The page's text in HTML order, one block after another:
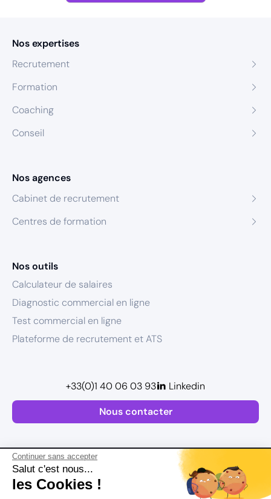
Continuer sans accepter
Salut c'est nous...
les Cookies !
Nos expertises
Recrutement
Formation
Coaching
Conseil
Nos agences
Cabinet de recrutement
Centres de formation
Nos outils
Calculateur de salaires
Diagnostic commercial en ligne
Test commercial en ligne
Plateforme de recrutement et ATS
Nous contacter
+33(0)1 40 06 03 93 Linkedin